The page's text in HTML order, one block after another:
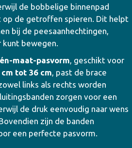
de bobbelige binnenpad
de getroffen spieren. Dit helpt
bij de peesaanhechtingen,
kunt bewegen.
maat-pasvorm, geschikt voor
cm tot 36 cm, past de brace
links als rechts worden
zorgen voor een
de druk eenvoudig naar wens
zijn de banden
een perfecte pasvorm.